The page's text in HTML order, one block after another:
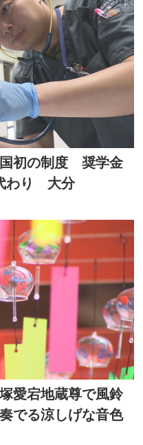
初の制度 奨学金
わり 大分
愛宕地蔵尊で風鈴
でる涼しげな音色